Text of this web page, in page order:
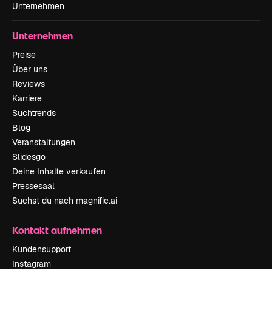
Unternehmen
Unternehmen
Preise
Über uns
Reviews
Karriere
Suchtrends
Blog
Veranstaltungen
Slidesgo
Deine Inhalte verkaufen
Pressesaal
Suchst du nach magnific.ai
Kontakt aufnehmen
Kundensupport
Instagram